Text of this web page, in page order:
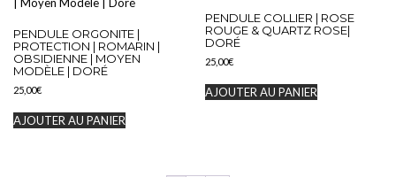
PENDULE ORGONITE |
PROTECTION | ROMARIN |
OBSIDIENNE | MOYEN
MODÈLE | DORÉ
25,00€
AJOUTER AU PANIER
PENDULE COLLIER | ROSE
ROUGE & QUARTZ ROSE|
DORÉ
25,00€
AJOUTER AU PANIER